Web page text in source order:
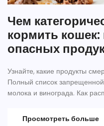
Чем
кормить
опасных
Узнайте, какие продукты
Полный список
молока и винограда. Как
Просмотреть больше